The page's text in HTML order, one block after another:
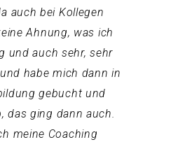
auch bei Kollegen
Ahnung, was ich
und auch sehr, sehr
habe mich dann in
gebucht und
das ging dann auch.
meine Coaching